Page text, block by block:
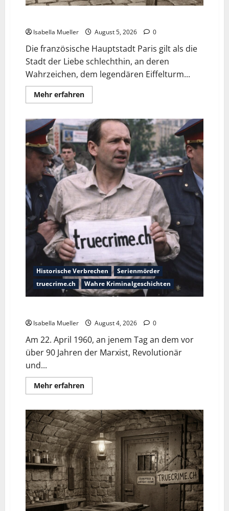
Isabella Mueller August 5, 2026 0
Die französische Hauptstadt Paris gilt als die
Stadt der Liebe schlechthin, an deren
Wahrzeichen, dem legendären Eiffelturm...
Mehr erfahren
Historische Verbrechen
Serienmörder
truecrime.ch
Wahre Kriminalgeschichten
Isabella Mueller August 4, 2026 0
Am 22. April 1960, an jenem Tag an dem vor
über 90 Jahren der Marxist, Revolutionär
und...
Mehr erfahren